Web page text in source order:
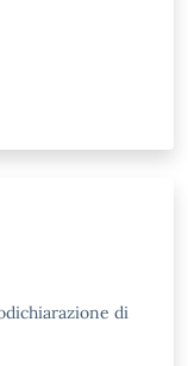
di